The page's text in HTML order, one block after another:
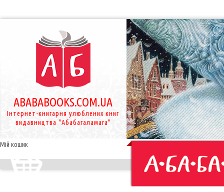
ABABABOOKS.COM.UA
Інтернет-книгарня улюблених книг
видавництва "Абабагаламага"
Мій кошик